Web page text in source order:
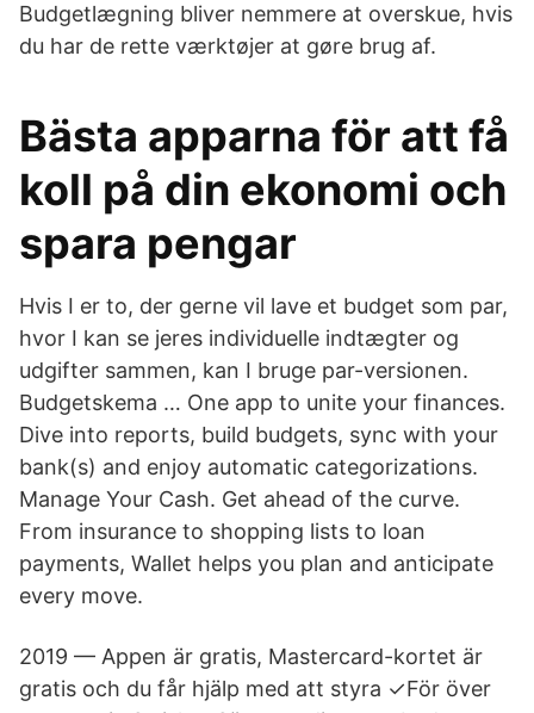
Budgetlægning bliver nemmere at overskue, hvis
du har de rette værktøjer at gøre brug af.
Bästa apparna för att få
koll på din ekonomi och
spara pengar
Hvis I er to, der gerne vil lave et budget som par,
hvor I kan se jeres individuelle indtægter og
udgifter sammen, kan I bruge par-versionen.
Budgetskema … One app to unite your finances.
Dive into reports, build budgets, sync with your
bank(s) and enjoy automatic categorizations.
Manage Your Cash. Get ahead of the curve.
From insurance to shopping lists to loan
payments, Wallet helps you plan and anticipate
every move.
2019 — Appen är gratis, Mastercard-kortet är
gratis och du får hjälp med att styra ✓För över